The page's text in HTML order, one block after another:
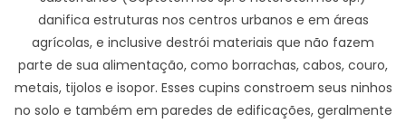
danifica estruturas nos centros urbanos e em áreas
agrícolas, e inclusive destrói materiais que não fazem
parte de sua alimentação, como borrachas, cabos, couro,
metais, tijolos e isopor. Esses cupins constroem seus ninhos
no solo e também em paredes de edificações, geralmente